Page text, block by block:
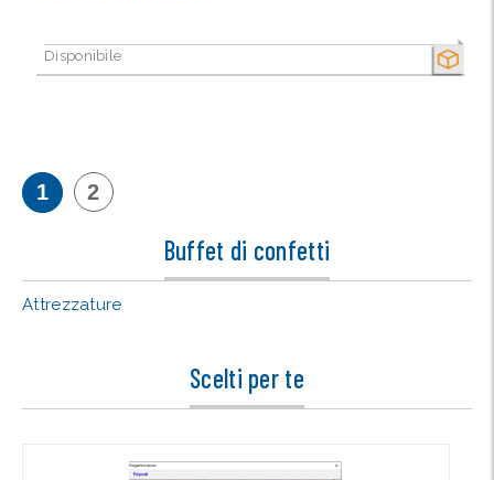
SECCO
Disponibile
1 2
Buffet di confetti
Attrezzature
Scelti per te